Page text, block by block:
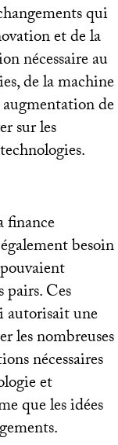
qui
et de la
nécessaire au
de la machine
de
sur les
finance
besoin
pairs. Ces
autorisait une
les nombreuses
nécessaires
et
que les idées